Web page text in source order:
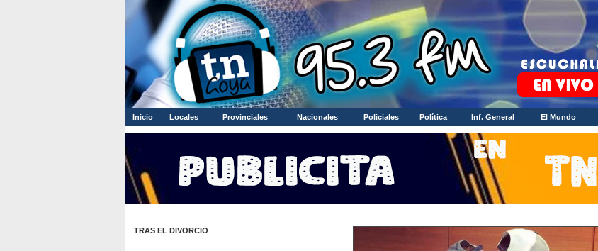
Inicio Locales Provinciales Nacionales Policiales Política Inf. General El Mundo
TRAS EL DIVORCIO